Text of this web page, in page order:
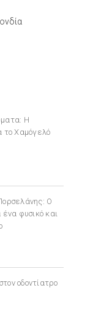
Η
το Χαμόγελό
Ο
φυσικό και
οδοντίατρο